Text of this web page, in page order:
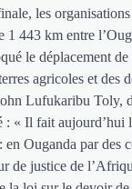
les
443 km entre
le déplacement
agricoles et des
Lufukaribu Toly,
« Il fait aujourd’hui
Ouganda par des
de justice de